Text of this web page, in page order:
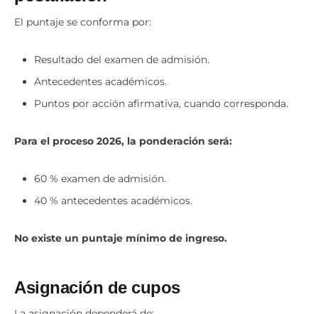
El puntaje se conforma por:
Resultado del examen de admisión.
Antecedentes académicos.
Puntos por acción afirmativa, cuando corresponda.
Para el proceso 2026, la ponderación será:
60 % examen de admisión.
40 % antecedentes académicos.
No existe un puntaje mínimo de ingreso.
Asignación de cupos